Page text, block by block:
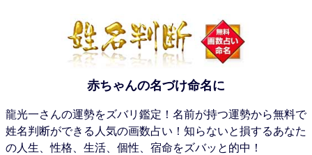
赤ちゃんの名づけ命名に
龍光一さんの運勢をズバリ鑑定！名前が持つ運勢から無料で
姓名判断ができる人気の画数占い！知らないと損するあなた
の人生、性格、生活、個性、宿命をズバッと的中！